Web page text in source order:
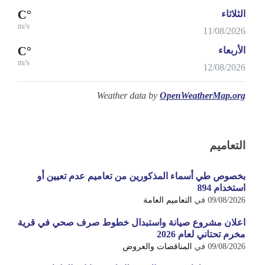
الثلاثاء
11/08/2026
°C
m/s
الأربعاء
12/08/2026
°C
m/s
Weather data by OpenWeatherMap.org
التعاميم
بخصوص طي أسماء المذكورين من تعاميم عدم تعيين أو
استخدام 894
09/08/2026 في التعاميم العامة
اعلان مشروع صيانة واستبدال خطوط صرف صحي في قرية
مخرم تحتاني لعام 2026
09/08/2026 في المناقصات والعروض